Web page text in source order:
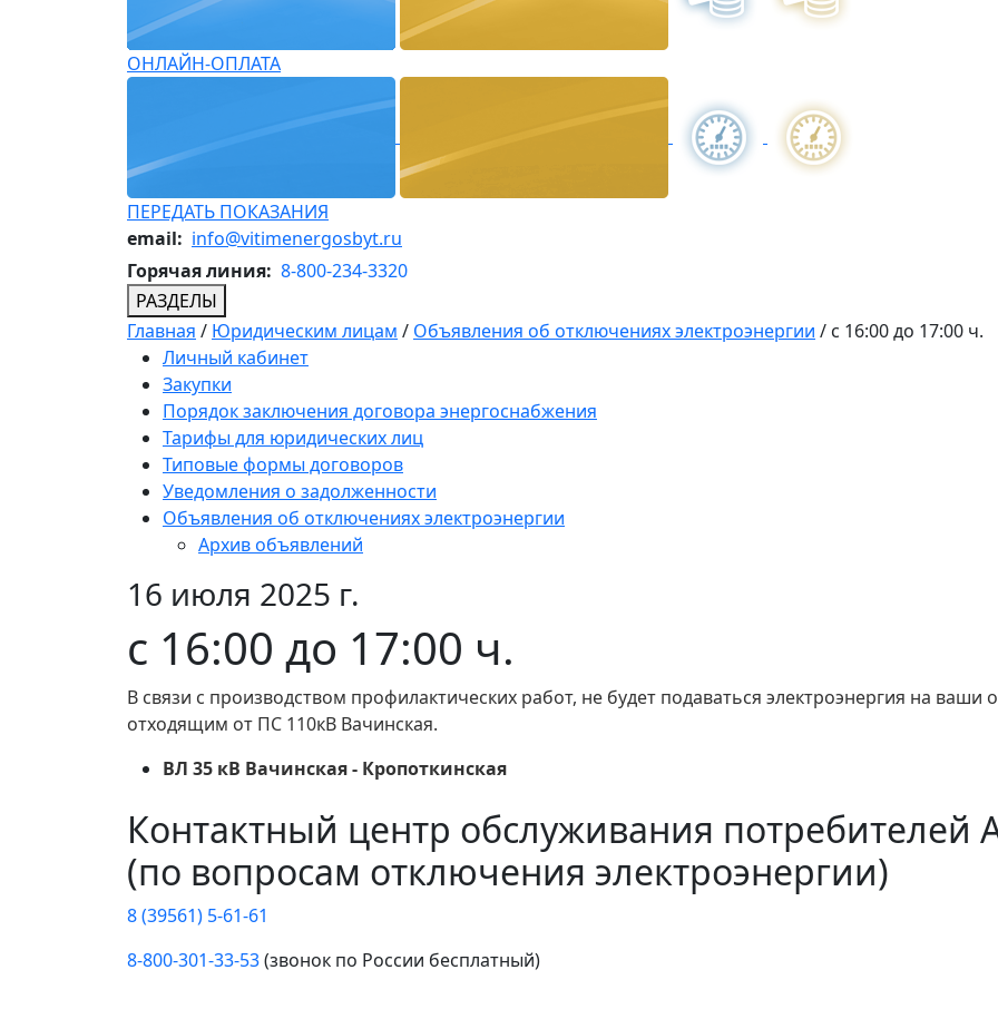
ОНЛАЙН-ОПЛАТА
ПЕРЕДАТЬ ПОКАЗАНИЯ
email: info@vitimenergosbyt.ru
Горячая линия: 8-800-234-3320
РАЗДЕЛЫ
Главная / Юридическим лицам / Объявления об отключениях электроэнергии / с 16:00 до 17:00 ч.
Личный кабинет
Закупки
Порядок заключения договора энергоснабжения
Тарифы для юридических лиц
Типовые формы договоров
Уведомления о задолженности
Объявления об отключениях электроэнергии
Архив объявлений
16 июля 2025 г.
с 16:00 до 17:00 ч.
В связи с производством профилактических работ, не будет подаваться электроэнергия на
отходящим от ПС 110кВ Вачинская.
ВЛ 35 кВ Вачинская - Кропоткинская
Контактный центр обслуживания потребителей
(по вопросам отключения электроэнергии)
8 (39561) 5-61-61
8-800-301-33-53(звонок по России бесплатный)